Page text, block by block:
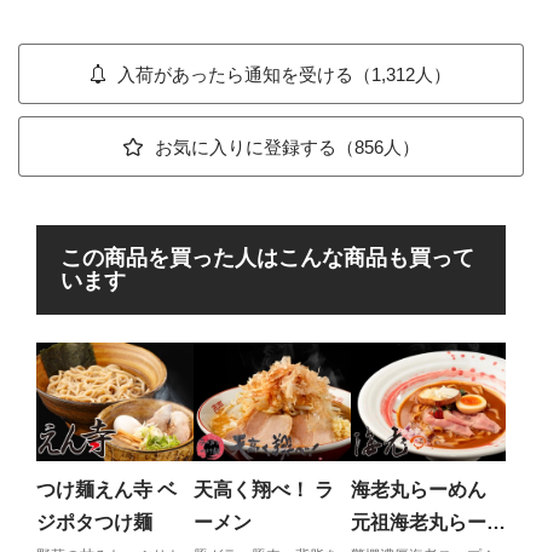
入荷があったら通知を受ける（1,312人）
お気に入りに登録する（856人）
この商品を買った人はこんな商品も買って
います
つけ麺えん寺 ベ
ジポタつけ麺
天高く翔べ！ ラ
ーメン
海老丸らーめん
元祖海老丸らーめ